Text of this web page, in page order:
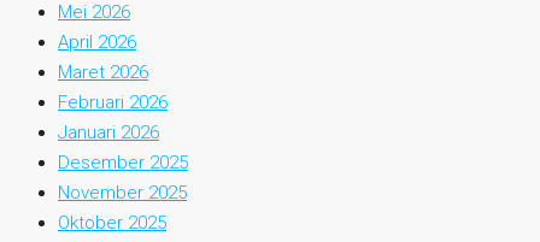
Mei 2026
April 2026
Maret 2026
Februari 2026
Januari 2026
Desember 2025
November 2025
Oktober 2025